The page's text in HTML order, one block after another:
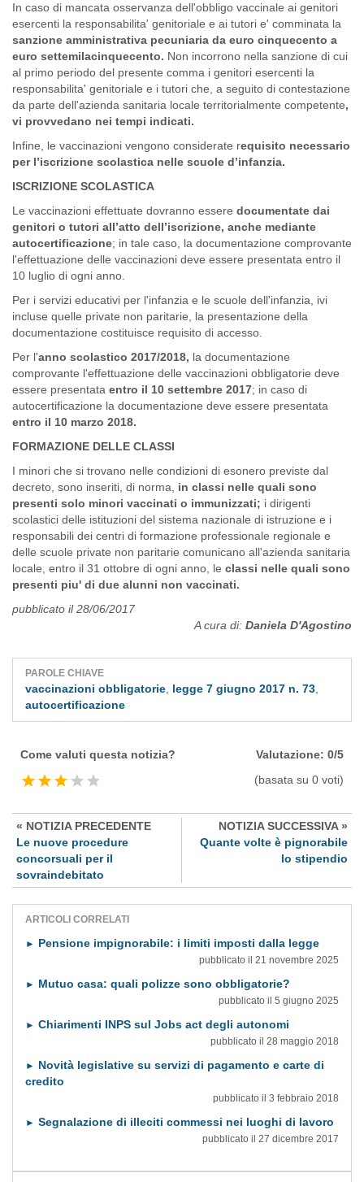
In caso di mancata osservanza dell'obbligo vaccinale ai genitori
esercenti la responsabilita' genitoriale e ai tutori e' comminata la
sanzione amministrativa pecuniaria da euro cinquecento a
euro settemilacinquecento. Non incorrono nella sanzione di cui
al primo periodo del presente comma i genitori esercenti la
responsabilita' genitoriale e i tutori che, a seguito di contestazione
da parte dell'azienda sanitaria locale territorialmente competente,
vi provvedano nei tempi indicati.
Infine, le vaccinazioni vengono considerate requisito necessario
per l’iscrizione scolastica nelle scuole d’infanzia.
ISCRIZIONE SCOLASTICA
Le vaccinazioni effettuate dovranno essere documentate dai
genitori o tutori all’atto dell’iscrizione, anche mediante
autocertificazione; in tale caso, la documentazione comprovante
l'effettuazione delle vaccinazioni deve essere presentata entro il
10 luglio di ogni anno.
Per i servizi educativi per l'infanzia e le scuole dell'infanzia, ivi
incluse quelle private non paritarie, la presentazione della
documentazione costituisce requisito di accesso.
Per l'anno scolastico 2017/2018, la documentazione
comprovante l'effettuazione delle vaccinazioni obbligatorie deve
essere presentata entro il 10 settembre 2017; in caso di
autocertificazione la documentazione deve essere presentata
entro il 10 marzo 2018.
FORMAZIONE DELLE CLASSI
I minori che si trovano nelle condizioni di esonero previste dal
decreto, sono inseriti, di norma,
in classi nelle quali sono
presenti solo minori vaccinati o immunizzati; i dirigenti
scolastici delle istituzioni del sistema nazionale di istruzione e i
responsabili dei centri di formazione professionale regionale e
delle scuole private non paritarie comunicano all'azienda sanitaria
locale, entro il 31 ottobre di ogni anno, le classi nelle quali sono
presenti piu' di due alunni non vaccinati.
pubblicato il 28/06/2017
A cura di: Daniela D'Agostino
PAROLE CHIAVE
vaccinazioni obbligatorie legge 7 giugno 2017 n. 73
autocertificazione
Come valuti questa notizia?
Valutazione: 0/5
(basata su 0 voti)
« NOTIZIA PRECEDENTE
Le nuove procedure
concorsuali per il
sovraindebitato
NOTIZIA SUCCESSIVA »
Quante volte è pignorabile
lo stipendio
ARTICOLI CORRELATI
► Pensione impignorabile: i limiti imposti dalla legge
pubblicato il 21 novembre 2025
► Mutuo casa: quali polizze sono obbligatorie?
pubblicato il 5 giugno 2025
► Chiarimenti INPS sul Jobs act degli autonomi
pubblicato il 28 maggio 2018
► Novità legislative su servizi di pagamento e carte di
credito
pubblicato il 3 febbraio 2018
► Segnalazione di illeciti commessi nei luoghi di lavoro
pubblicato il 27 dicembre 2017